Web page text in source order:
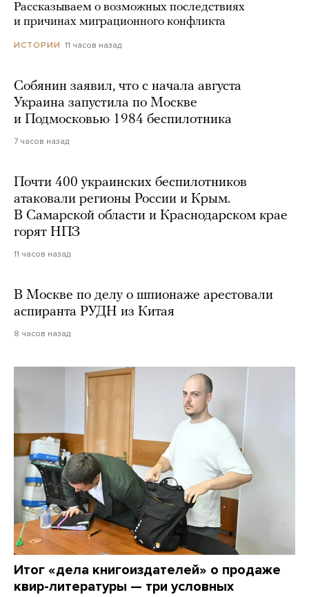
Рассказываем о возможных последствиях
и причинах миграционного конфликта
ИСТОРИИ 11 часов назад
Собянин заявил, что с начала августа
Украина запустила по Москве
и Подмосковью 1984 беспилотника
7 часов назад
Почти 400 украинских беспилотников
атаковали регионы России и Крым.
В Самарской области и Краснодарском крае
горят НПЗ
11 часов назад
В Москве по делу о шпионаже арестовали
аспиранта РУДН из Китая
8 часов назад
Итог «дела книгоиздателей» о продаже
квир-литературы — три условных